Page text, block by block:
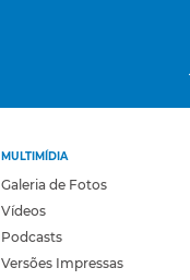
MULTIMÍDIA
Galeria de Fotos
Vídeos
Podcasts
Versões Impressas